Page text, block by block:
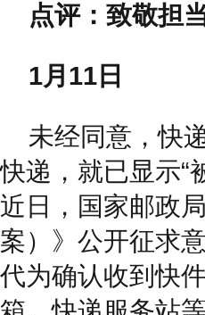
点评：致敬担
1月11日
未经同意，快
快递，就已显示“
近日，国家邮政
案）》公开征求
代为确认收到快